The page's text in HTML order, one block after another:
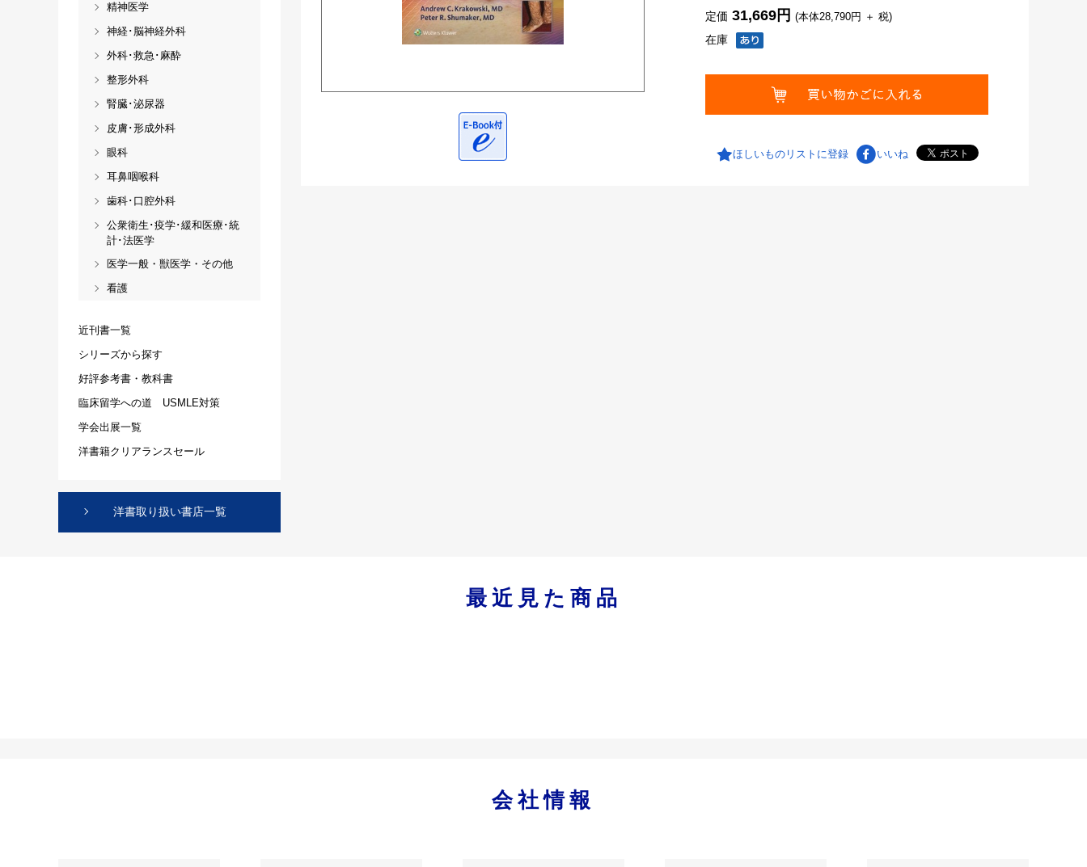
在庫
定価 31,669円 (本体28,790円 ＋ 税)
ほしいものリストに登録 いいね
精神医学
神経･脳神経外科
外科･救急･麻酔
整形外科
腎臓･泌尿器
皮膚･形成外科
眼科
耳鼻咽喉科
歯科･口腔外科
公衆衛生･疫学･緩和医療･統
計･法医学
医学一般・獣医学・その他
看護
近刊書一覧
シリーズから探す
好評参考書・教科書
臨床留学への道 USMLE対策
学会出展一覧
洋書籍クリアランスセール
洋書取り扱い書店一覧
最近見た商品
会社情報